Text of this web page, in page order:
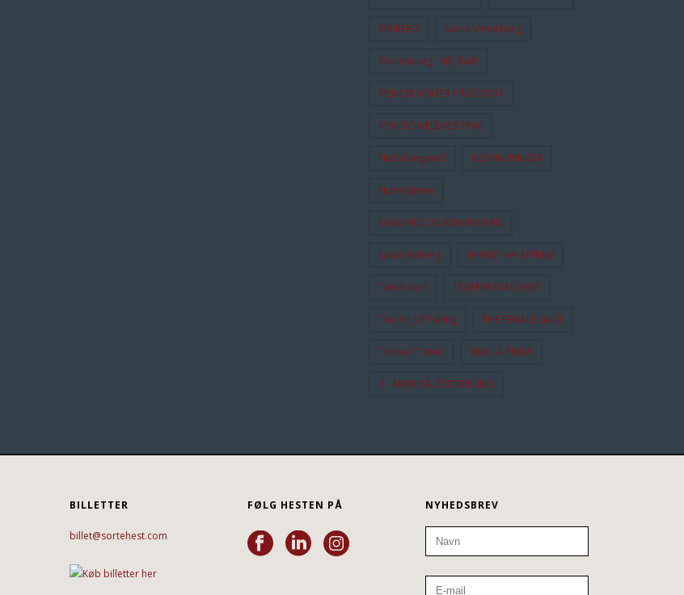
MAIREAD Maria Vinterberg
Marienborg - NEJ TAK!
MENS VI VENTER PÅ GODOT
MINE FORÆLDRES TING
Niels Ellegaard NOMINERINGER
Nyhedsbrev
SANDHED OG KONSEKVENS
Sarah Boberg SHIRLEY VALENTINE
Tarok-Kort TEATERKATALOGET
The Art Of Falling THE FEMALE GAZE
Torben Toben VIVA LA FRIDA
Z - MONICA ZETTERLUND
BILLETTER
billet@sortehest.com
FØLG HESTEN PÅ NYHEDSBREV